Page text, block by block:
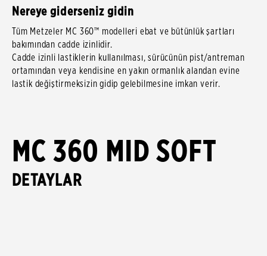
Nereye giderseniz gidin
Tüm Metzeler MC 360™ modelleri ebat ve bütünlük şartları
bakımından cadde izinlidir.
Cadde izinli lastiklerin kullanılması, sürücünün pist/antreman
ortamından veya kendisine en yakın ormanlık alandan evine
lastik değiştirmeksizin gidip gelebilmesine imkan verir.
MC 360 MID SOFT
DETAYLAR